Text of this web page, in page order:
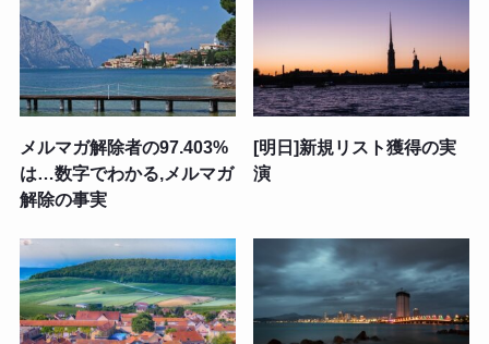
メルマガ解除者の97.403%
は…数字でわかる,メルマガ
解除の事実
[明日]新規リスト獲得の実
演